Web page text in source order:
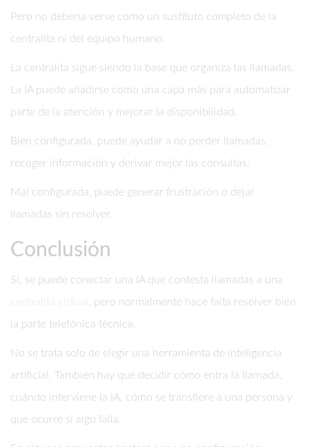
Pero no debería verse como un sustituto completo de la
centralita ni del equipo humano.
La centralita sigue siendo la base que organiza las llamadas.
La IA puede añadirse como una capa más para automatizar
parte de la atención y mejorar la disponibilidad.
Bien configurada, puede ayudar a no perder llamadas,
recoger información y derivar mejor las consultas.
Mal configurada, puede generar frustración o dejar
llamadas sin resolver.
Conclusión
Sí, se puede conectar una IA que contesta llamadas a una
centralita virtual , pero normalmente hace falta resolver bien
la parte telefónica técnica.
No se trata solo de elegir una herramienta de inteligencia
artificial. También hay que decidir cómo entra la llamada,
cuándo interviene la IA, cómo se transfiere a una persona y
qué ocurre si algo falla.